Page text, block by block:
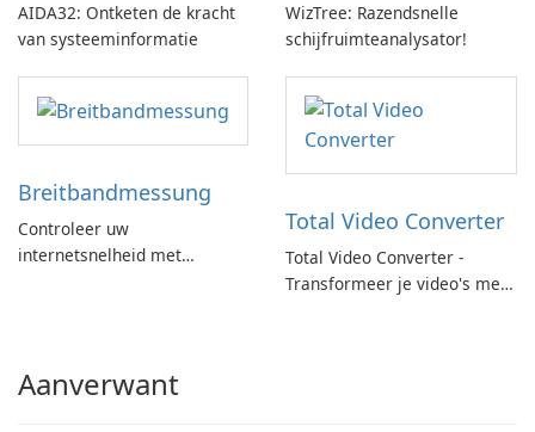
AIDA32: Ontketen de kracht
van systeeminformatie
WizTree: Razendsnelle
schijfruimteanalysator!
Breitbandmessung
Controleer uw
internetsnelheid met
Total Video Converter
Total Video Converter -
Transformeer je video's met
Aanverwant